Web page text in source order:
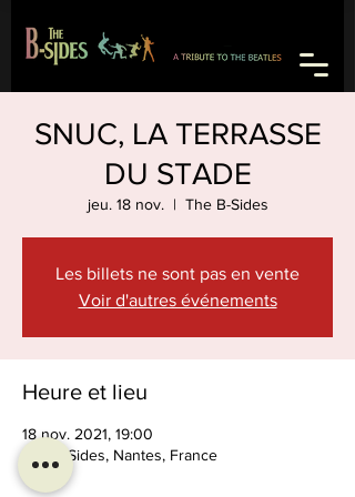
SNUC, LA TERRASSE
DU STADE
jeu. 18 nov.
  |
The B-Sides
Les billets ne sont pas en vente
Voir d'autres événements
Heure et lieu
18 nov. 2021, 19:00
The B-Sides, Nantes, France